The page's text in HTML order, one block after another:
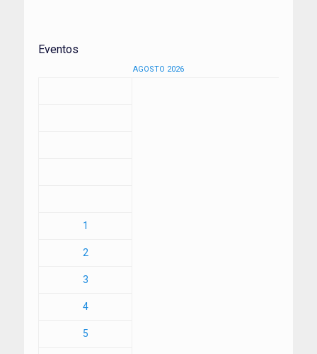
Eventos
AGOSTO 2026
1
2
3
4
5